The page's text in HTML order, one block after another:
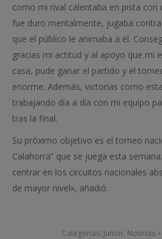
como mi rival calentaba en pista con
fue duro mentalmente, jugaba
que el público le animaba a él.
gracias mi actitud y al apoyo que mi
casa, pude ganar el partido y el
enorme. Además, victorias como
trabajando día a día con mi equipo
tras la final.
Su próximo objetivo es el torneo
Calahorra” que se juega esta
centrar en los circuitos nacionales
de mayor nivel», añadió.
Categorías: Junior, Noticias